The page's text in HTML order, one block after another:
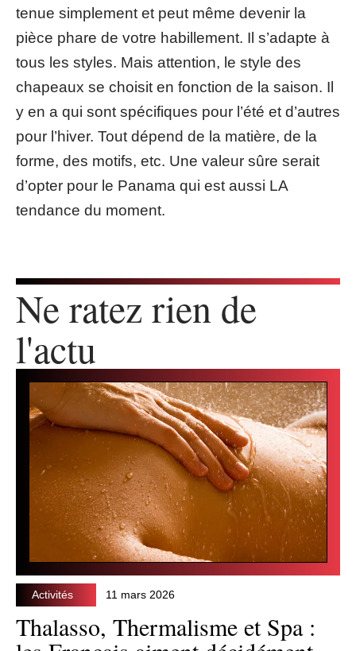
tenue simplement et peut même devenir la
pièce phare de votre habillement. Il s’adapte à
tous les styles. Mais attention, le style des
chapeaux se choisit en fonction de la saison. Il
y en a qui sont spécifiques pour l’été et d’autres
pour l’hiver. Tout dépend de la matière, de la
forme, des motifs, etc. Une valeur sûre serait
d’opter pour le Panama qui est aussi LA
tendance du moment.
Ne ratez rien de
l'actu
Activités 11 mars 2026
Thalasso, Thermalisme et Spa :